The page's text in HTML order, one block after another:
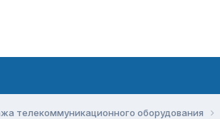
телекоммуникационного оборудования